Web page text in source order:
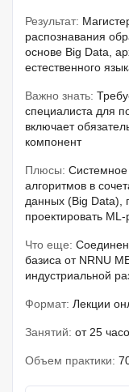
Результат:
распознавания
основе Big Data,
естественного
Важно знать:
специалиста для
включает
компонент
Плюсы:
алгоритмов в
данных (Big Data),
проектировать
Что еще:
базиса от NRNU
индустриальной
Формат: Лекции
Занятий: от 25
Объем практики: